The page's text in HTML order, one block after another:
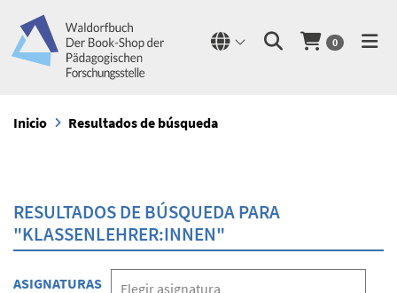
0
Inicio Resultados de búsqueda
RESULTADOS DE BÚSQUEDA PARA
"KLASSENLEHRER:INNEN"
ASIGNATURAS